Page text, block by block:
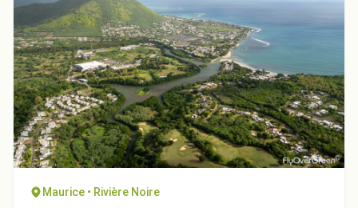
Maurice • Rivière Noire